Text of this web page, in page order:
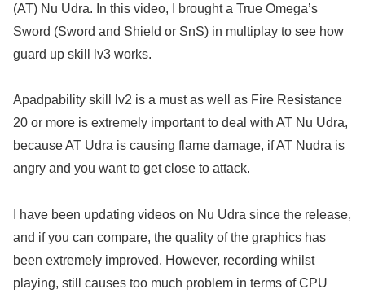
(AT) Nu Udra. In this video, I brought a True Omega’s
Sword (Sword and Shield or SnS) in multiplay to see how
guard up skill lv3 works.
Apadpability skill lv2 is a must as well as Fire Resistance
20 or more is extremely important to deal with AT Nu Udra,
because AT Udra is causing flame damage, if AT Nudra is
angry and you want to get close to attack.
I have been updating videos on Nu Udra since the release,
and if you can compare, the quality of the graphics has
been extremely improved. However, recording whilst
playing, still causes too much problem in terms of CPU